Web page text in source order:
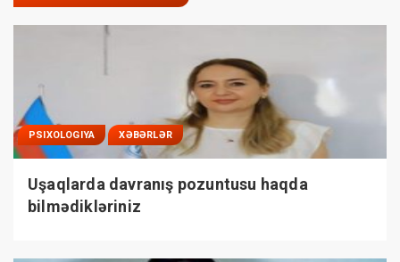
PSIXOLOGIYA XƏBƏRLƏR
Uşaqlarda davranış pozuntusu haqda
bilmədikləriniz